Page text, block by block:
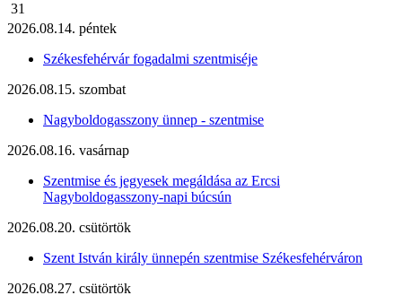
31
2026.08.14. péntek
Székesfehérvár fogadalmi szentmiséje
2026.08.15. szombat
Nagyboldogasszony ünnep - szentmise
2026.08.16. vasárnap
Szentmise és jegyesek megáldása az Ercsi
Nagyboldogasszony-napi búcsún
2026.08.20. csütörtök
Szent István király ünnepén szentmise Székesfehérváron
2026.08.27. csütörtök